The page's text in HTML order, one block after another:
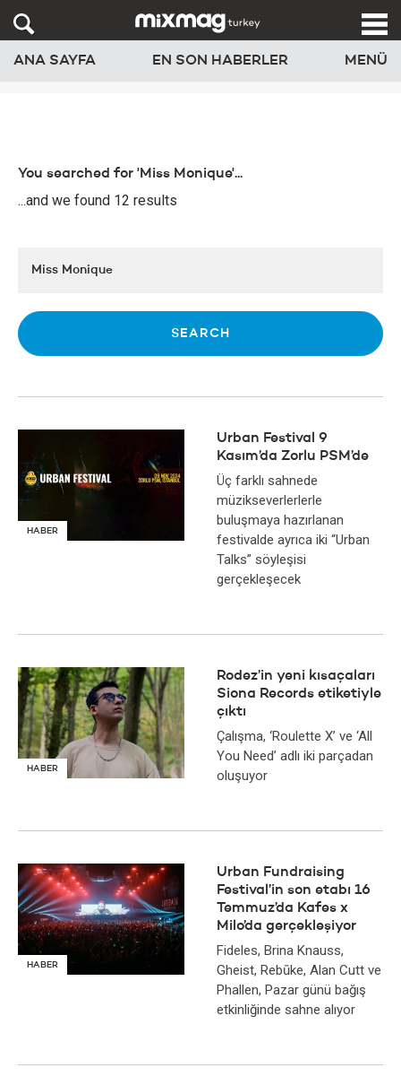
ANA SAYFA EN SON HABERLER MENÜ
You searched for 'Miss Monique'...
...and we found 12 results
HABER
Urban Festival 9
Kasım’da Zorlu PSM’de
Üç farklı sahnede
müzikseverlerlerle
buluşmaya hazırlanan
festivalde ayrıca iki “Urban
Talks” söyleşisi
gerçekleşecek
HABER
Rodez’in yeni kısaçaları
Siona Records etiketiyle
çıktı
Çalışma, ‘Roulette X’ ve ‘All
You Need’ adlı iki parçadan
oluşuyor
HABER
Urban Fundraising
Festival’in son etabı 16
Temmuz’da Kafes x
Milo’da gerçekleşiyor
Fideles, Brina Knauss,
Gheist, Rebūke, Alan Cutt ve
Phallen, Pazar günü bağış
etkinliğinde sahne alıyor